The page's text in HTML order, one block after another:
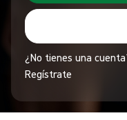
¿No tienes una
Regístrate